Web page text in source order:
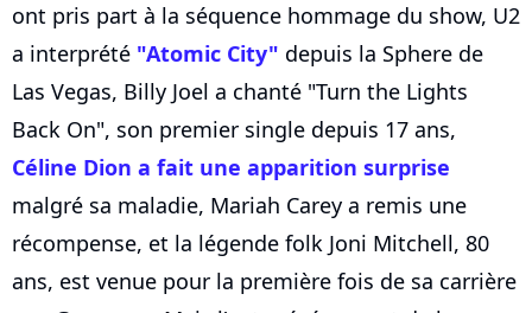
ont pris part à la séquence hommage du show, U2
a interprété "Atomic City" depuis la Sphere de
Las Vegas, Billy Joel a chanté "Turn the Lights
Back On", son premier single depuis 17 ans,
Céline Dion a fait une apparition surprise
malgré sa maladie, Mariah Carey a remis une
récompense, et la légende folk Joni Mitchell, 80
ans, est venue pour la première fois de sa carrière